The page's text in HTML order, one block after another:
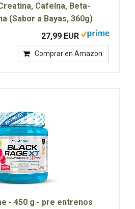
Cafeína, Beta-
(Sabor a Bayas, 360g)
27,99 EUR
Comprar en Amazon
- 450 g - pre entrenos